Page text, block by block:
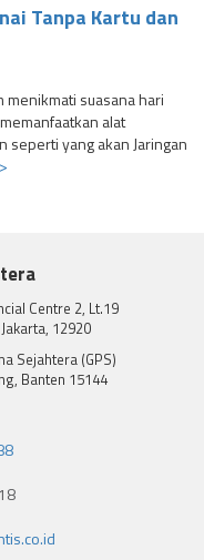
Tanpa Kartu dan
menikmati suasana hari
alat
seperti yang akan Jaringan
Centre 2, Lt.19
12920
Sejahtera (GPS)
Banten 15144